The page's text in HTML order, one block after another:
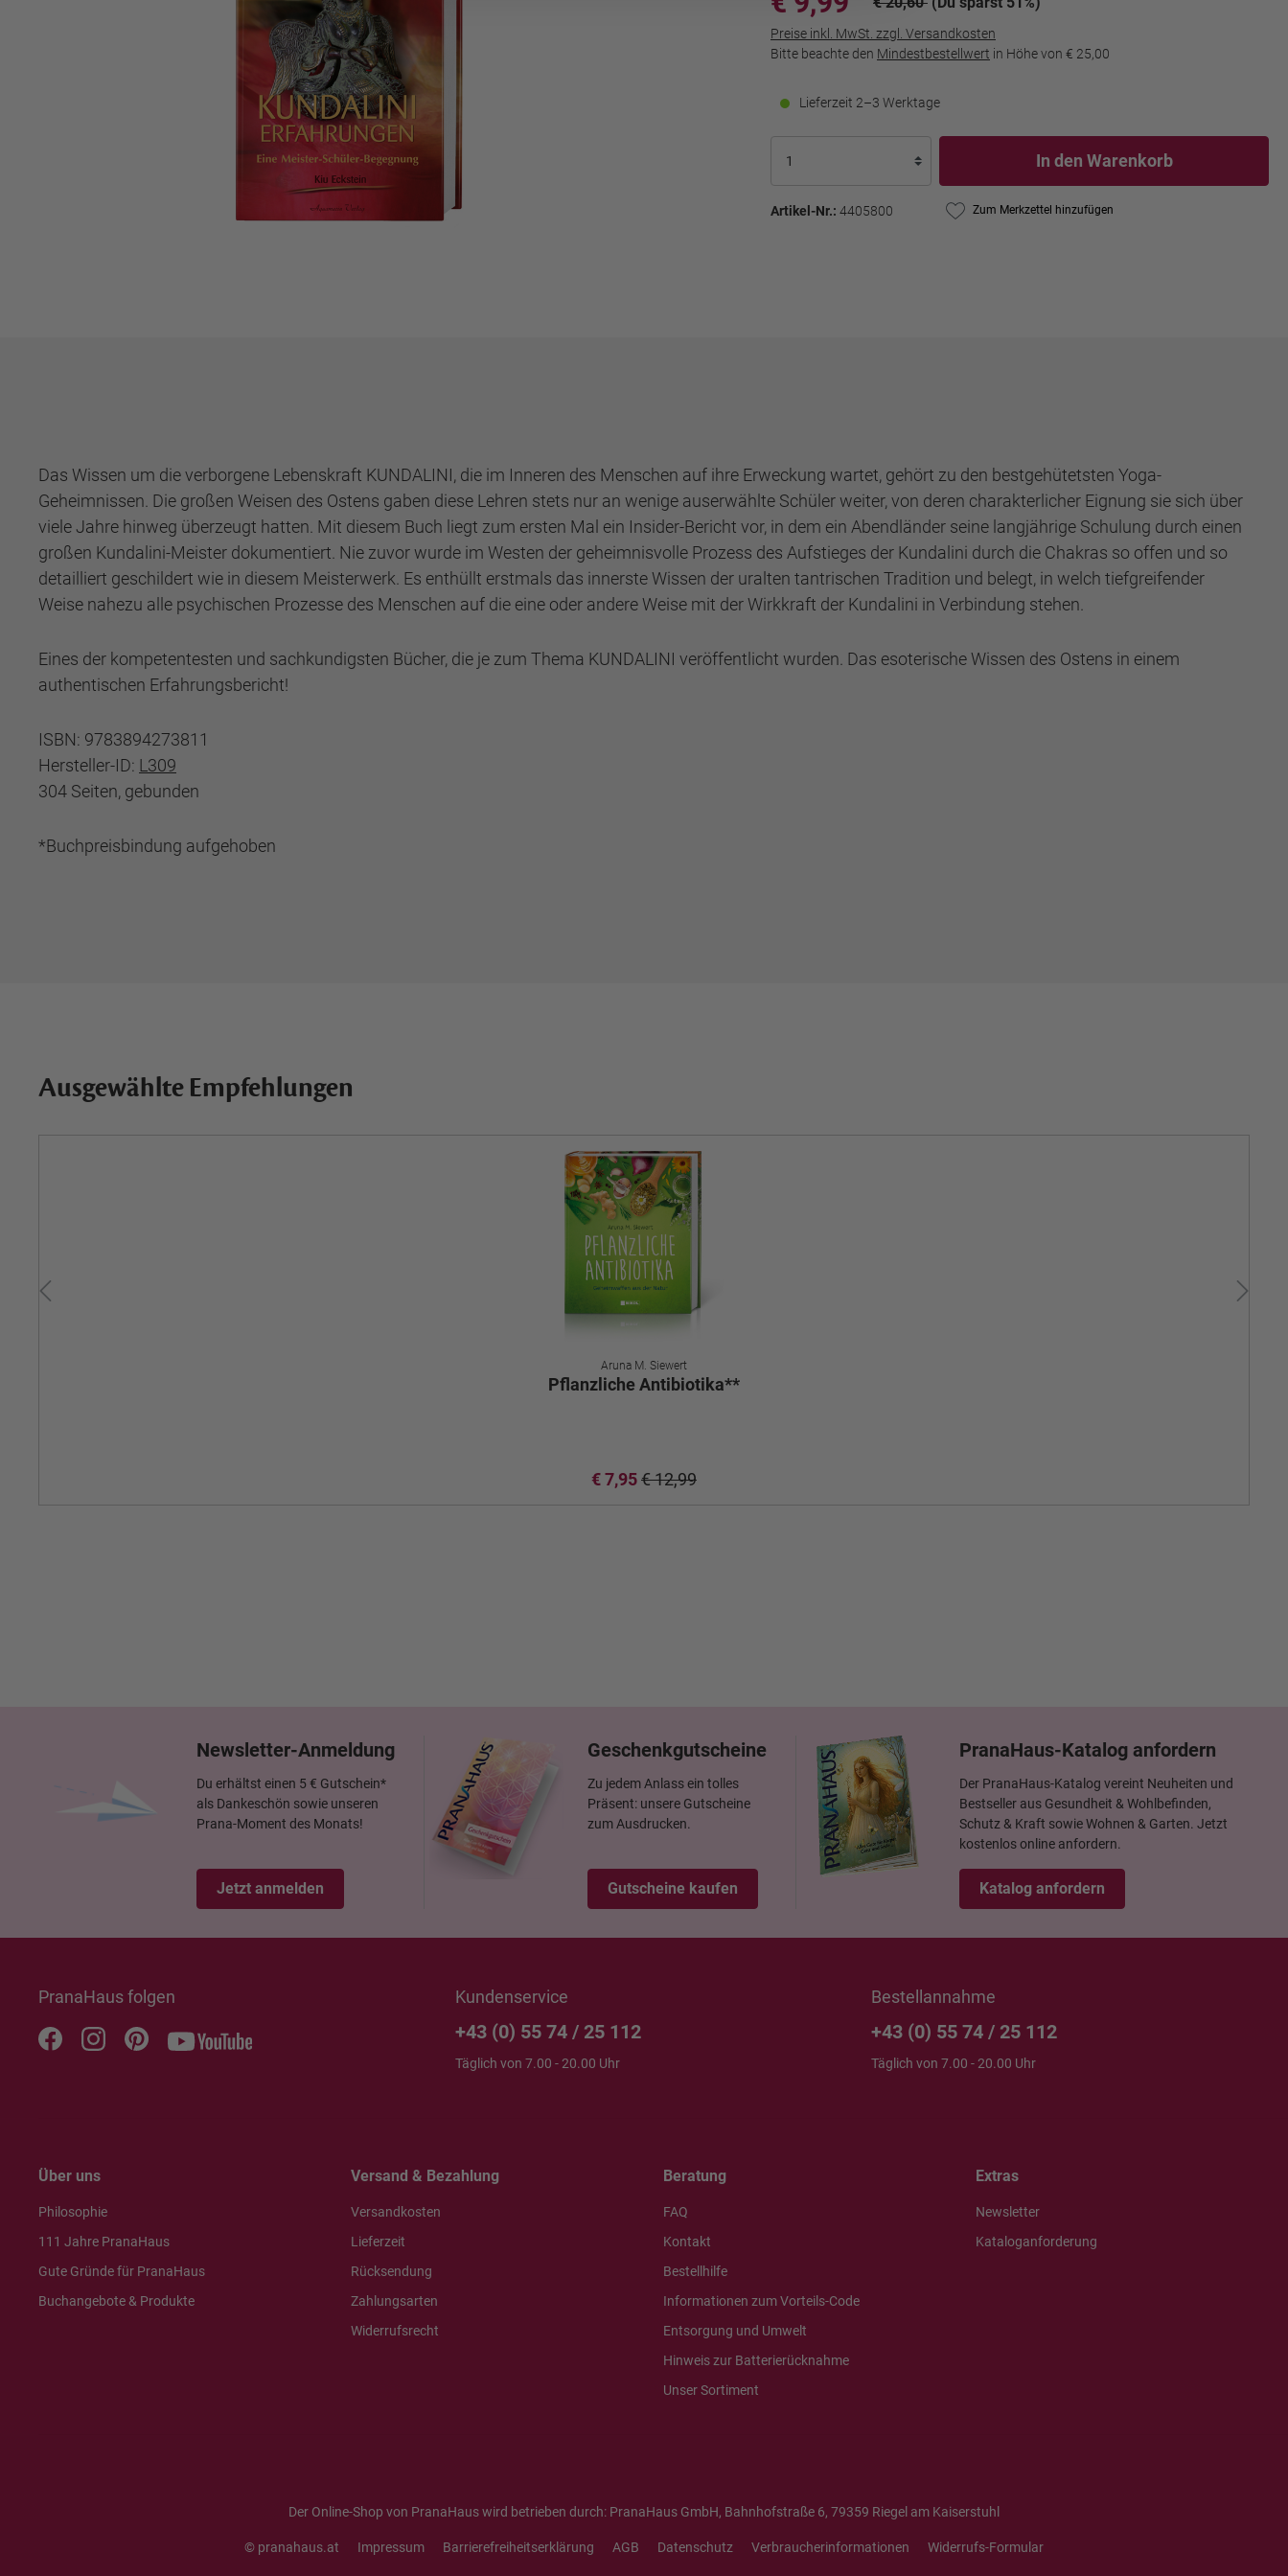
Preise inkl. MwSt. zzgl. Versandkosten
Bitte beachte den Mindestbestellwert in Höhe von € 25,00
Lieferzeit 2–3 Werktage
In den Warenkorb
Artikel-Nr.: 4405800 Zum Merkzettel hinzufügen
Das Wissen um die verborgene Lebenskraft KUNDALINI, die im Inneren des Menschen auf ihre Erweckung wartet, gehört zu den bestgehütetsten Yoga-
Geheimnissen. Die großen Weisen des Ostens gaben diese Lehren stets nur an wenige auserwählte Schüler weiter, von deren charakterlicher Eignung sie sich über
viele Jahre hinweg überzeugt hatten. Mit diesem Buch liegt zum ersten Mal ein Insider-Bericht vor, in dem ein Abendländer seine langjährige Schulung durch einen
großen Kundalini-Meister dokumentiert. Nie zuvor wurde im Westen der geheimnisvolle Prozess des Aufstieges der Kundalini durch die Chakras so offen und so
detailliert geschildert wie in diesem Meisterwerk. Es enthüllt erstmals das innerste Wissen der uralten tantrischen Tradition und belegt, in welch tiefgreifender
Weise nahezu alle psychischen Prozesse des Menschen auf die eine oder andere Weise mit der Wirkkraft der Kundalini in Verbindung stehen.
Eines der kompetentesten und sachkundigsten Bücher, die je zum Thema KUNDALINI veröffentlicht wurden. Das esoterische Wissen des Ostens in einem
authentischen Erfahrungsbericht!
ISBN: 9783894273811
Hersteller-ID: L309
304 Seiten, gebunden
*Buchpreisbindung aufgehoben
Ausgewählte Empfehlungen
Aruna M. Siewert
Pflanzliche Antibiotika**
€ 7,95€ 12,99
Newsletter-Anmeldung
Du erhältst einen 5 € Gutschein*
als Dankeschön sowie unseren
Prana-Moment des Monats!
Jetzt anmelden
Geschenkgutscheine
Zu jedem Anlass ein tolles
Präsent: unsere Gutscheine
zum Ausdrucken.
Gutscheine kaufen
PranaHaus-Katalog anfordern
Der PranaHaus-Katalog vereint Neuheiten und
Bestseller aus Gesundheit & Wohlbefinden,
Schutz & Kraft sowie Wohnen & Garten. Jetzt
kostenlos online anfordern.
Katalog anfordern
PranaHaus folgen Kundenservice
+43 (0) 55 74 / 25 112
Täglich von 7.00 - 20.00 Uhr
Bestellannahme
+43 (0) 55 74 / 25 112
Täglich von 7.00 - 20.00 Uhr
Über uns
Philosophie
111 Jahre PranaHaus
Gute Gründe für PranaHaus
Buchangebote & Produkte
Versand & Bezahlung
Versandkosten
Lieferzeit
Rücksendung
Zahlungsarten
Widerrufsrecht
Beratung
FAQ
Kontakt
Bestellhilfe
Informationen zum Vorteils-Code
Entsorgung und Umwelt
Hinweis zur Batterierücknahme
Unser Sortiment
Extras
Newsletter
Kataloganforderung
Der Online-Shop von PranaHaus wird betrieben durch: PranaHaus GmbH, Bahnhofstraße 6, 79359 Riegel am Kaiserstuhl
© pranahaus.at Impressum Barrierefreiheitserklärung AGB Datenschutz Verbraucherinformationen Widerrufs-Formular